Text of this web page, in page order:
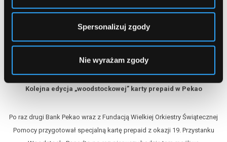
Spersonalizuj zgody
Nie wyrażam zgody
Kolejna edycja „woodstockowej” karty prepaid w Pekao
Po raz drugi Bank Pekao wraz z Fundacją Wielkiej Orkiestry Świątecznej
Pomocy przygotował specjalną kartę prepaid z okazji 19. Przystanku